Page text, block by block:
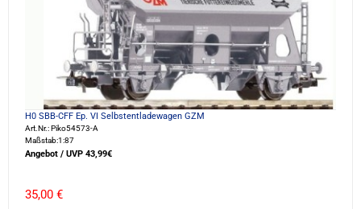
H0 SBB-CFF Ep. VI Selbstentladewagen GZM
Art.Nr.: Piko54573-A
Maßstab:1:87
Angebot / UVP 43,99€
35,00 €